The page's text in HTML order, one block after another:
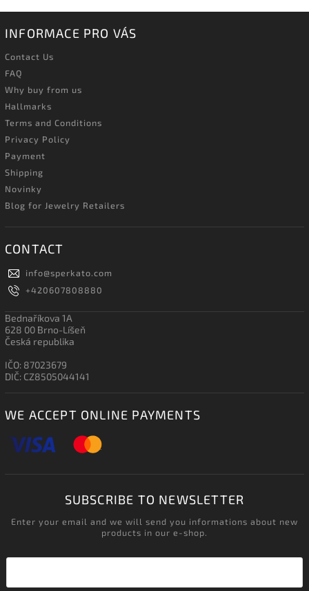
INFORMACE PRO VÁS
Contact Us
FAQ
Why buy from us
Hallmarks
Terms and Conditions
Privacy Policy
Payment
Shipping
Novinky
Blog for Jewelry Retailers
CONTACT
info@sperkato.com
+420607808880
Bednaříkova 1A
628 00 Brno-Líšeň
Česká republika
IČO: 87023679
DIČ: CZ8505044141
WE ACCEPT ONLINE PAYMENTS
SUBSCRIBE TO NEWSLETTER
Enter your email and we will send you informations about new
products in our e-shop.